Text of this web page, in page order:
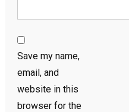
Save my name,
email, and
website in this
browser for the